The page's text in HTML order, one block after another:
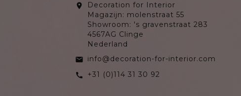
location_on
Decoration for Interior
Magazijn: molenstraat 55
Showroom: 's gravenstraat 283
4567AG Clinge
Nederland
email info@decoration-for-interior.com
call +31 (0)114 31 30 92